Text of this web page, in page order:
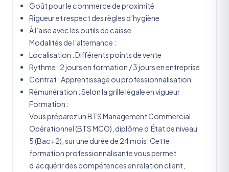
Goût pour le commerce de proximité
Rigueur et respect des règles d’hygiène
À l’aise avec les outils de caisse
Modalités de l’alternance :
Localisation : Différents points de vente
Rythme : 2 jours en formation / 3 jours en entreprise
Contrat : Apprentissage ou professionnalisation
Rémunération : Selon la grille légale en vigueur
Formation :
Vous préparez un BTS Management Commercial
Opérationnel (BTS MCO), diplôme d’État de niveau
5 (Bac+2), sur une durée de 24 mois. Cette
formation professionnalisante vous permet
d’acquérir des compétences en relation client,